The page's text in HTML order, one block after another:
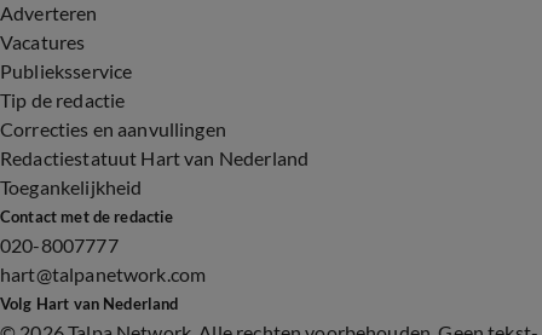
Adverteren
Vacatures
Publieksservice
Tip de redactie
Correcties en aanvullingen
Redactiestatuut Hart van Nederland
Toegankelijkheid
Contact met de redactie
020-8007777
hart@talpanetwork.com
Volg Hart van Nederland